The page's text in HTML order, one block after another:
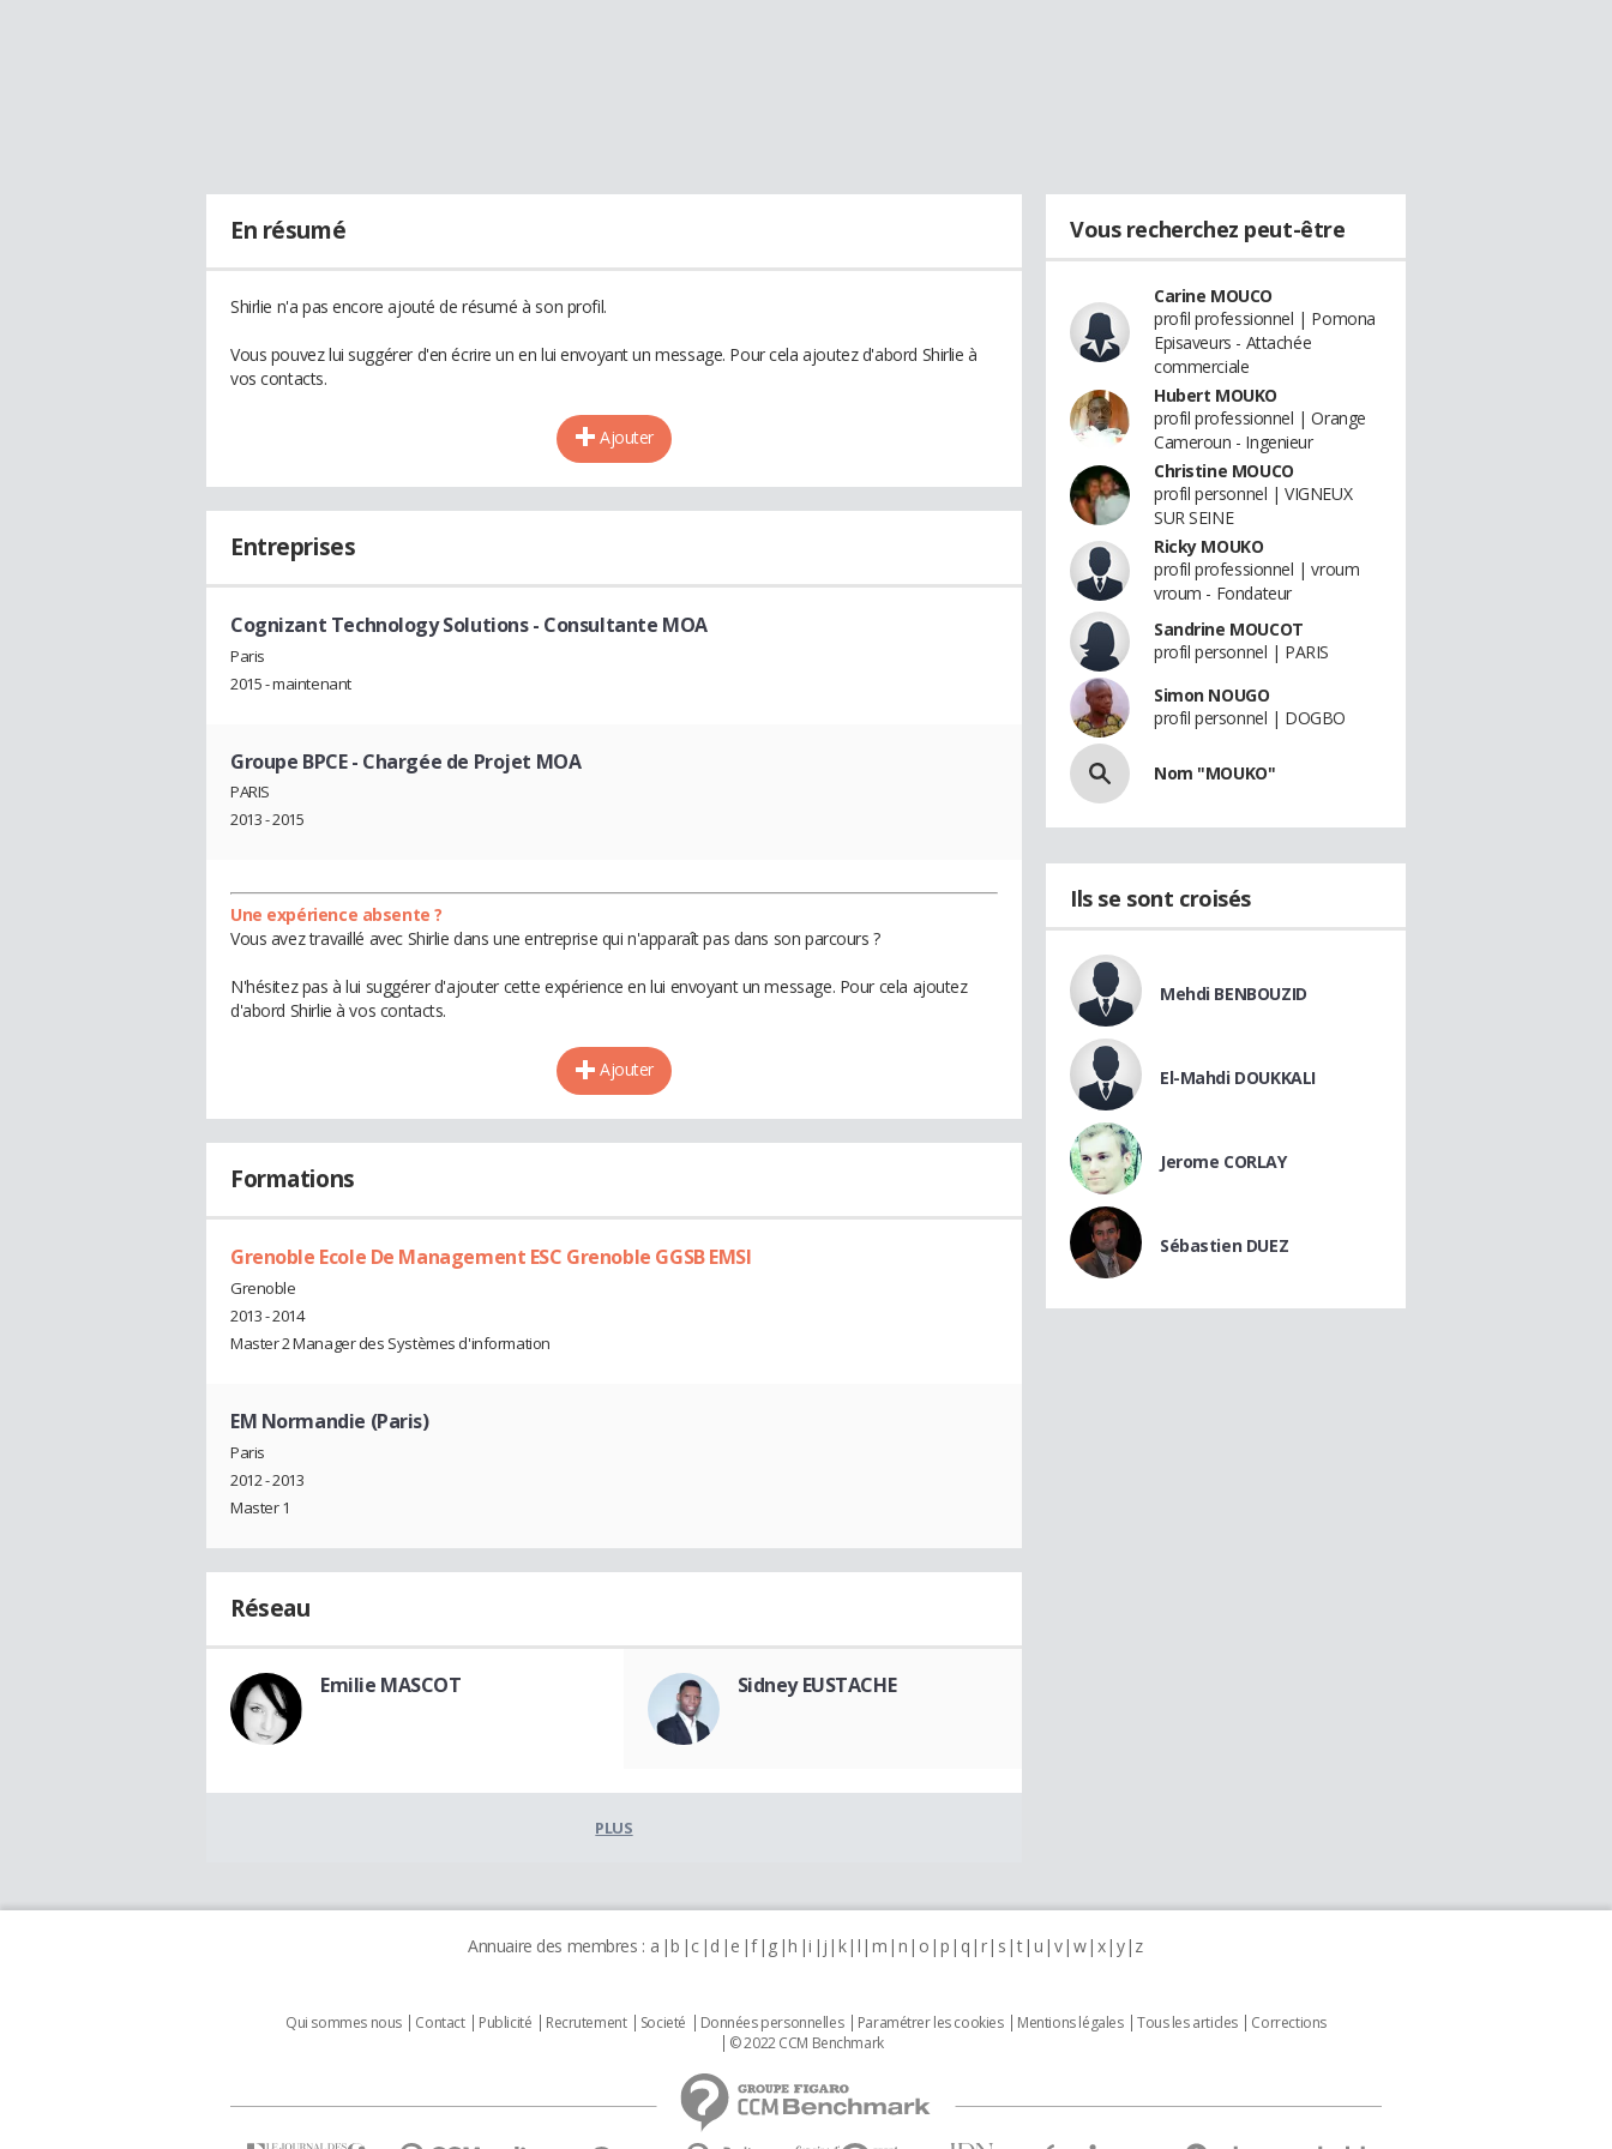
En résumé
Shirlie n'a pas encore ajouté de résumé à son profil.
Vous pouvez lui suggérer d'en écrire un en lui envoyant un message. Pour cela ajoutez d'abord Shirlie à
vos contacts.
Ajouter
Entreprises
Cognizant Technology Solutions- Consultante MOA
Paris
2015 - maintenant
Groupe BPCE- Chargée de Projet MOA
PARIS
2013 - 2015
Une expérience absente ?
Vous avez travaillé avec Shirlie dans une entreprise qui n'apparaît pas dans son parcours ?
N'hésitez pas à lui suggérer d'ajouter cette expérience en lui envoyant un message. Pour cela ajoutez
d'abord Shirlie à vos contacts.
Ajouter
Formations
Grenoble Ecole De Management ESC Grenoble GGSB EMSI
Grenoble
2013 - 2014
Master 2 Manager des Systèmes d'information
EM Normandie (Paris)
Paris
2012 - 2013
Master 1
Réseau
Emilie MASCOT Sidney EUSTACHE
PLUS
Vous recherchez peut-être
Carine MOUCO
profil professionnel | Pomona
Episaveurs - Attachée
commerciale
Hubert MOUKO
profil professionnel | Orange
Cameroun - Ingenieur
Christine MOUCO
profil personnel | VIGNEUX
SUR SEINE
Ricky MOUKO
profil professionnel | vroum
vroum - Fondateur
Sandrine MOUCOT
profil personnel | PARIS
Simon NOUGO
profil personnel | DOGBO
Nom "MOUKO"
Ils se sont croisés
Mehdi BENBOUZID
El-Mahdi DOUKKALI
Jerome CORLAY
Sébastien DUEZ
Annuaire des membres : a b c d e f g h i j k l m n o p q r s t u v w x y z
Qui sommes nous Contact Publicité Recrutement Societé Données personnelles Paramétrer les cookies Mentions légales Tous les articles
Corrections
© 2022 CCM Benchmark